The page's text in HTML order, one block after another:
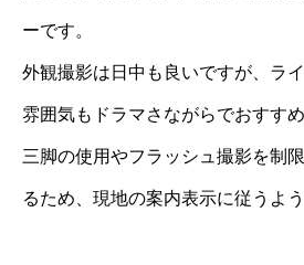
ーです。
外観撮影は日中も良いですが、ラ
雰囲気もドラマさながらでおすすめ
三脚の使用やフラッシュ撮影を制
るため、現地の案内表示に従うよ